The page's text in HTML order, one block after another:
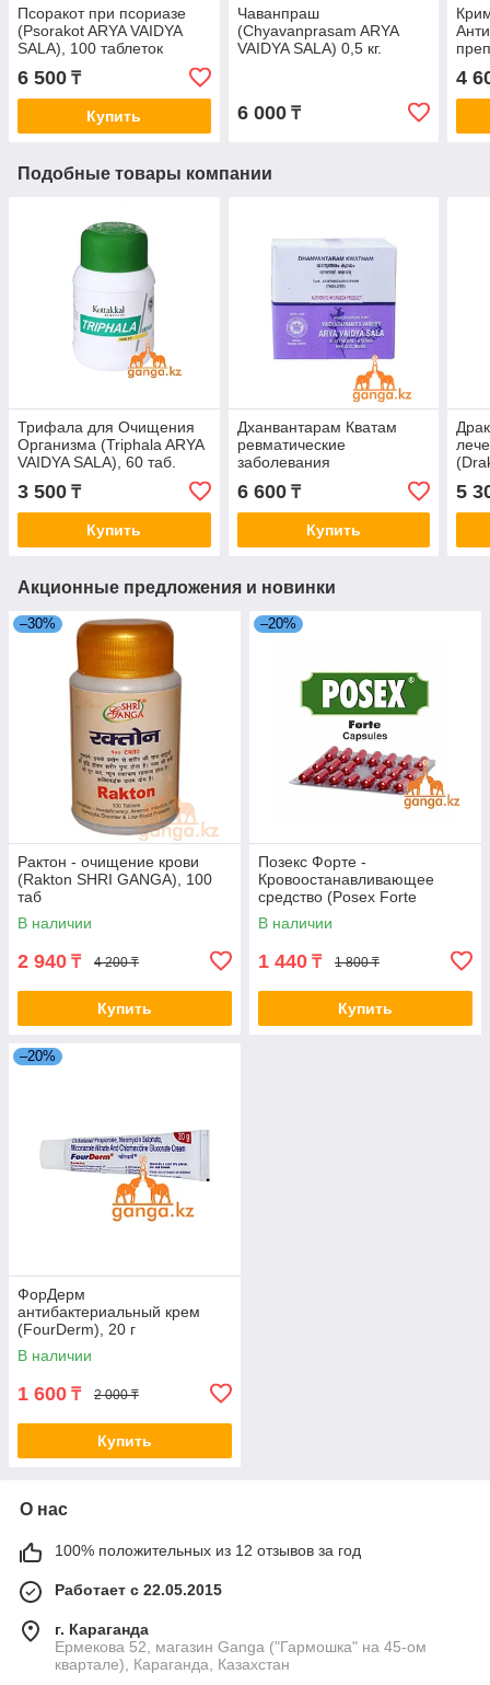
Псоракот при псориазе
(Psorakot ARYA VAIDYA
SALA), 100 таблеток
6 500 ₸
Купить
Чаванпраш
(Chyavanprasam ARYA
VAIDYA SALA) 0,5 кг.
6 000₸
таб.
4
Подобные товары компании
Трифала для Очищения
Организма (Triphala ARYA
VAIDYA SALA), 60 таб.
3 500 ₸
Купить
Дханвантарам Кватам
ревматические
заболевания
(Dhanvantaram Kwatham
ARYA VAIDYA SALA), 100
таб.
6 600₸
Купить
5
Акционные предложения и новинки
–30%
Рактон - очищение крови
(Rakton SHRI GANGA), 100
таб
В наличии
2 940 ₸ 4 200 ₸
Купить
–20%
Позекс Форте -
Кровоостанавливающее
средство (Posex Forte
CHARAK), 20 кап.
В наличии
1 440 ₸ 1 800 ₸
Купить
–20%
ФорДерм
антибактериальный крем
(FourDerm), 20 г
В наличии
1 600 ₸ 2 000 ₸
Купить
О нас
100% положительных из 12 отзывов за год
Работает с 22.05.2015
г. Караганда
Ермекова 52, магазин Ganga ("Гармошка" на 45-ом
квартале), Караганда, Казахстан